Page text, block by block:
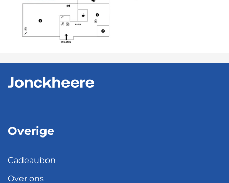
Overige
Cadeaubon
Over ons